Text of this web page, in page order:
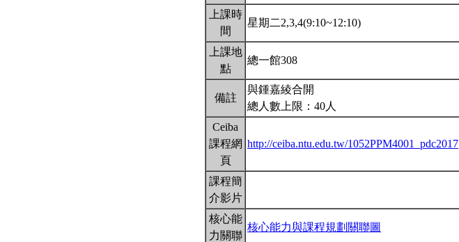
上課時
間
星期二2,3,4(9:10~12:10)
上課地
點
總一館308
備註
與鍾嘉綾合開
總人數上限：40人
Ceiba
課程網
頁
http://ceiba.ntu.edu.tw/1052PPM4001_pdc2017
課程簡
介影片
核心能
力關聯
核心能力與課程規劃關聯圖